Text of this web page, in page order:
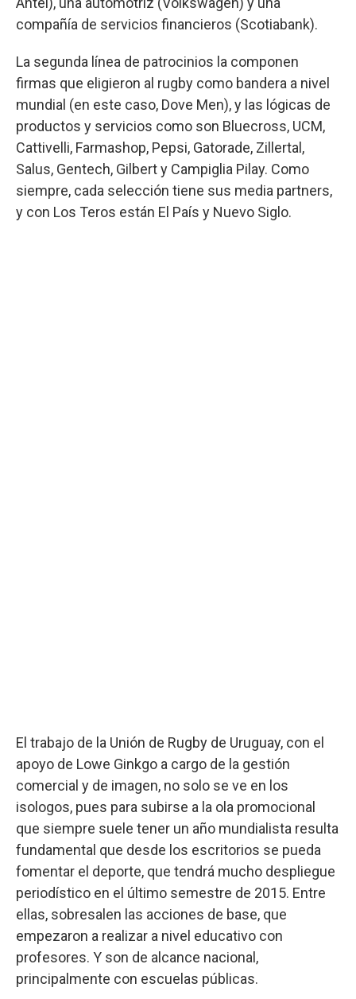
compañía de servicios financieros (Scotiabank).
La segunda línea de patrocinios la componen
firmas que eligieron al rugby como bandera a nivel
mundial (en este caso, Dove Men), y las lógicas de
productos y servicios como son Bluecross, UCM,
Cattivelli, Farmashop, Pepsi, Gatorade, Zillertal,
Salus, Gentech, Gilbert y Campiglia Pilay. Como
siempre, cada selección tiene sus media partners,
y con Los Teros están El País y Nuevo Siglo.
El trabajo de la Unión de Rugby de Uruguay, con el
apoyo de Lowe Ginkgo a cargo de la gestión
comercial y de imagen, no solo se ve en los
isologos, pues para subirse a la ola promocional
que siempre suele tener un año mundialista resulta
fundamental que desde los escritorios se pueda
fomentar el deporte, que tendrá mucho despliegue
periodístico en el último semestre de 2015. Entre
ellas, sobresalen las acciones de base, que
empezaron a realizar a nivel educativo con
profesores. Y son de alcance nacional,
principalmente con escuelas públicas.